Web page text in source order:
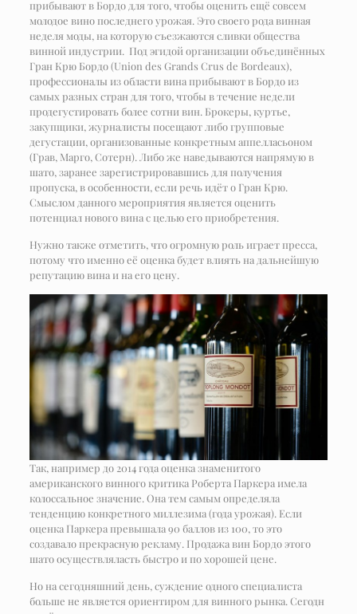
прибывают в Бордо для того, чтобы оценить ещё совсем
молодое вино последнего урожая. Это своего рода винная
неделя моды, на которую съезжаются сливки общества
винной индустрии. Под эгидой организации объединённых
Гран Крю Бордо (Union des Grands Crus de Bordeaux),
профессионалы из области вина прибывают в Бордо из
самых разных стран для того, чтобы в течение недели
продегустировать более сотни вин. Брокеры, куртье,
закупщики, журналисты посещают либо групповые
дегустации, организованные конкретным аппелласьоном
(Грав, Марго, Сотерн). Либо же наведываются напрямую в
шато, заранее зарегистрировавшись для получения
пропуска, в особенности, если речь идёт о Гран Крю.
Смыслом данного мероприятия является оценить
потенциал нового вина с целью его приобретения.
Нужно также отметить, что огромную роль играет пресса,
потому что именно её оценка будет влиять на дальнейшую
репутацию вина и на его цену.
Так, например до 2014 года оценка знаменитого
американского винного критика Роберта Паркера имела
колоссальное значение. Она тем самым определяла
тенденцию конкретного миллезима (года урожая). Если
оценка Паркера превышала 90 баллов из 100, то это
создавало прекрасную рекламу. Продажа вин Бордо этого
шато осуществляласть быстро и по хорошей цене.
Но на сегодняшний день, суждение одного специалиста
больше не является ориентиром для винного рынка. Сегодн